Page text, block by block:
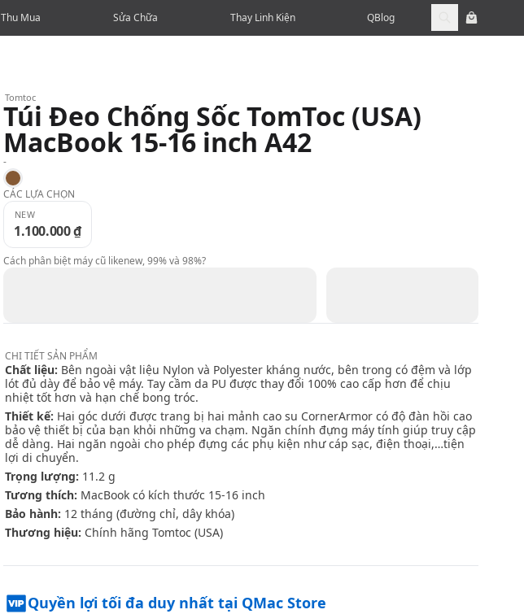
Thu Mua Sửa Chữa Thay Linh Kiện QBlog
Tomtoc
Túi Đeo Chống Sốc TomToc (USA)
MacBook 15-16 inch A42
-
Brown
CÁC LỰA CHỌN
NEW
1.100.000 ₫
Cách phân biệt máy cũ likenew, 99% và 98%?
CHI TIẾTSẢN PHẨM
Chất liệu: Bên ngoài vật liệu Nylon và Polyester kháng nước, bên trong có đệm và lớp
lót đủ dày để bảo vệ máy. Tay cầm da PU được thay đổi 100% cao cấp hơn để chịu
nhiệt tốt hơn và hạn chế bong tróc.
Thiết kế: Hai góc dưới được trang bị hai mảnh cao su CornerArmor có độ đàn hồi cao
bảo vệ thiết bị của bạn khỏi những va chạm. Ngăn chính đựng máy tính giúp truy cập
dễ dàng. Hai ngăn ngoài cho phép đựng các phụ kiện như cáp sạc, điện thoại,…tiện
lợi di chuyển.
Trọng lượng: 11.2 g
Tương thích: MacBook có kích thước 15-16 inch
Bảo hành: 12 tháng (đường chỉ, dây khóa)
Thương hiệu: Chính hãng Tomtoc (USA)
Quyền lợi tối đa duy nhất tại QMac Store